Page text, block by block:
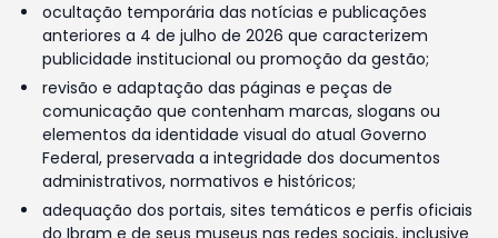
ocultação temporária das notícias e publicações
anteriores a 4 de julho de 2026 que caracterizem
publicidade institucional ou promoção da gestão;
revisão e adaptação das páginas e peças de
comunicação que contenham marcas, slogans ou
elementos da identidade visual do atual Governo
Federal, preservada a integridade dos documentos
administrativos, normativos e históricos;
adequação dos portais, sites temáticos e perfis oficiais